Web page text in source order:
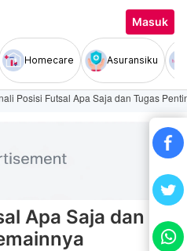
Masuk
Homecare Asuransiku
Posisi Futsal Apa Saja dan Tugas
Apa Saja dan